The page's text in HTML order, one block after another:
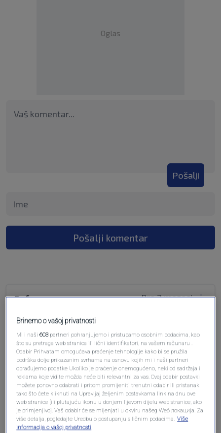
Oglas
Pošalji
Pošalji komentar
Pre 2 meseci
Daf
Zasto da se cuvam, ako ne pravim prekrsaj?
Odgovori
Brinemo o vašoj privatnosti
Mi i naši603 partneri pohranjujemo i pristupamo osobnim podacima, kao
što su pretraga web stranica ili lični identifikatori, na vašem računaru .
Odabir Prihvatam omogućava praćenje tehnologije kako bi se pružila
podrška dolje prikazanim svrhama na osnovu kojih mi i naši partneri
obrađujemo podatke Ukoliko je praćenje onemogućeno, neki od sadržaja i
reklama koje vidite možda neće biti relevantni za vas. Ovaj odabir postavki
možete ponovno odabrati i pritom promijeniti trenutni odabir ili pristanak
tako što ćete kliknuti na Upravljaj željenim postavkama link na dnu ove
web stranice [ili plutajuću ikonu u donjem lijevom dijelu web stranice, ako
je primjenjivo]. Vaš odabir će se mijenjati u okviru našeg Wеб локација. Za
više detalja, pogledajte Uredbu o postupanju s ličnim podacima. Više
informacija o vašoj privatnosti